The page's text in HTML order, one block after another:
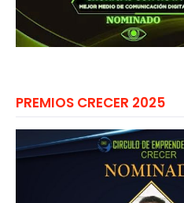
PREMIOS CRECER 2025